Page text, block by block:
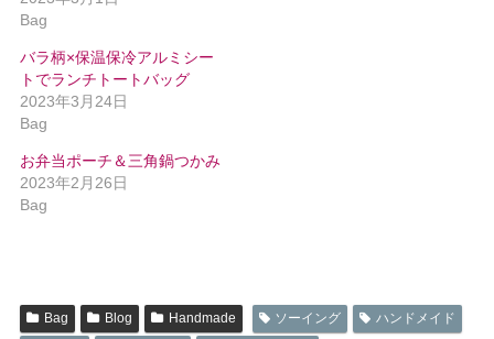
Bag
バラ柄×保温保冷アルミシー
トでランチトートバッグ
2023年3月24日
Bag
お弁当ポーチ＆三角鍋つかみ
2023年2月26日
Bag
Bag Blog Handmade ソーイング
ハンドメイド